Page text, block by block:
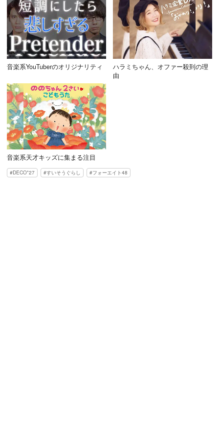
音楽系YouTuberのオリジナリティ
ハラミちゃん、オファー殺到の理
由
音楽系天才キッズに集まる注目
DECO*27 すいそうぐらし フォーエイト48